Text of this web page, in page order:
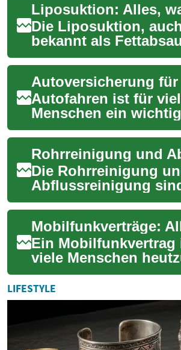
Die Liposuktion,
bekannt als
ist eine der
ästhetischen
weltweit. Dieses ...
Autofahren ist für
Menschen ein
ihrer Unabhängigkeit
Mobilität. Mit
Alter...
Die Rohrreinigung
Abflussreinigung
wichtige Aspekte der
Hausinstandhaltung,
übersehen werden.
Ein Mobilfunkvertrag
viele Menschen
unerlässlich. Er
den Zugang zu
Kommunikatio...
LIFESTYLE